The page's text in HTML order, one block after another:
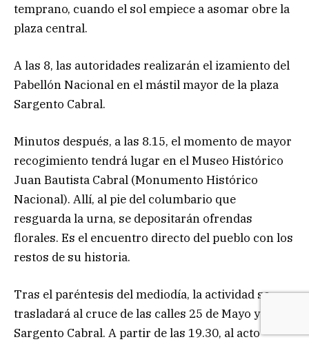
temprano, cuando el sol empiece a asomar obre la
plaza central.
A las 8, las autoridades realizarán el izamiento del
Pabellón Nacional en el mástil mayor de la plaza
Sargento Cabral.
Minutos después, a las 8.15, el momento de mayor
recogimiento tendrá lugar en el Museo Histórico
Juan Bautista Cabral (Monumento Histórico
Nacional). Allí, al pie del columbario que
resguarda la urna, se depositarán ofrendas
florales. Es el encuentro directo del pueblo con los
restos de su historia.
Tras el paréntesis del mediodía, la actividad se
trasladará al cruce de las calles 25 de Mayo y
Sargento Cabral. A partir de las 19.30, al acto